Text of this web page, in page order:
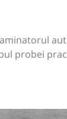
probei